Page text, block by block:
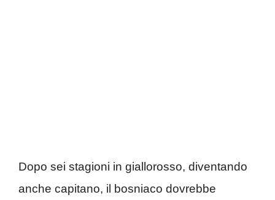
Dopo sei stagioni in giallorosso, diventando
anche capitano, il bosniaco dovrebbe